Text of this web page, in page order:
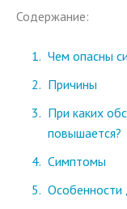
Содержание:
Чем опасны
Причины
При каких
повышается?
Симптомы
Особенности